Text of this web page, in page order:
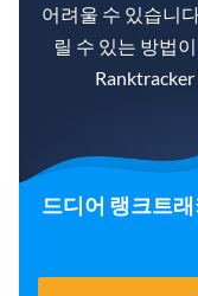
어려울 수 있습니
릴 수 있는 방법
드디어 랭크트